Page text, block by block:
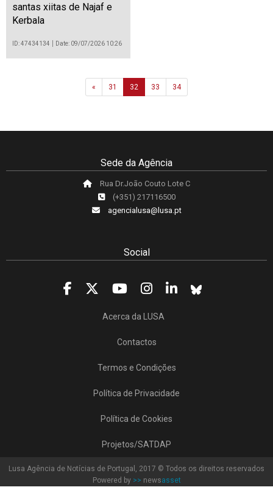
santas xiitas de Najaf e
Kerbala
ID: 47434134 Date: 09/07/2026 10:26
« Previous
31 32 33 34
Sede da Agência
Rua Dr.João Couto Lote C
(+351) 217116500
agencialusa@lusa.pt
Social
Acerca da LUSA
Contactos
Termos e Condições
Política de Privacidade
Política de Cookies
Projetos/SATDAP
Lusa Agência de Notícias de Portugal, 2017 © Todos os direitos reservados
Powered by >> newsasset